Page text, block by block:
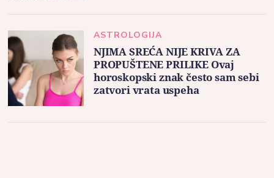
ASTROLOGIJA
NJIMA SREĆA NIJE KRIVA ZA
PROPUŠTENE PRILIKE Ovaj
horoskopski znak često sam sebi
zatvori vrata uspeha